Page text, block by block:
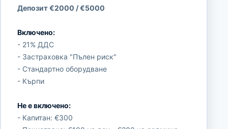
Депозит €2000 / €5000
Включено:
- 21% ДДС
- Застраховка "Пълен риск"
- Стандартно оборудване
- Кърпи
Не е включено:
- Капитан: €300